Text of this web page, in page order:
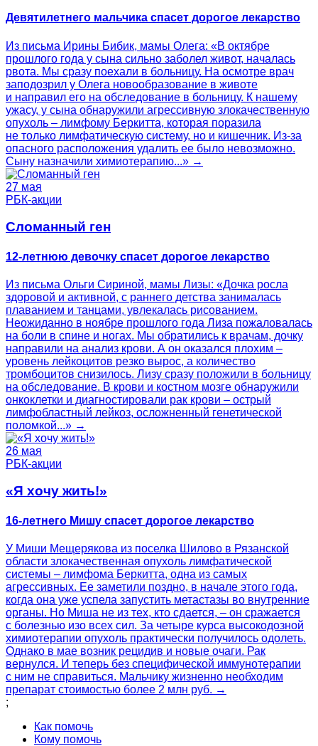
Девятилетнего мальчика спасет дорогое лекарство
Из письма Ирины Бибик, мамы Олега: «В октябре
прошлого года у сына сильно заболел живот, началась
рвота. Мы сразу поехали в больницу. На осмотре врач
заподозрил у Олега новообразование в животе
и направил его на обследование в больницу. К нашему
ужасу, у сына обнаружили агрессивную злокачественную
опухоль – лимфому Беркитта, которая поразила
не только лимфатическую систему, но и кишечник. Из-за
опасного расположения удалить ее было невозможно.
Сыну назначили химиотерапию...» →
27 мая
РБК-акции
Сломанный ген
12-летнюю девочку спасет дорогое лекарство
Из письма Ольги Сириной, мамы Лизы: «Дочка росла
здоровой и активной, с раннего детства занималась
плаванием и танцами, увлекалась рисованием.
Неожиданно в ноябре прошлого года Лиза пожаловалась
на боли в спине и ногах. Мы обратились к врачам, дочку
направили на анализ крови. А он оказался плохим –
уровень лейкоцитов резко вырос, а количество
тромбоцитов снизилось. Лизу сразу положили в больницу
на обследование. В крови и костном мозге обнаружили
онкоклетки и диагностировали рак крови – острый
лимфобластный лейкоз, осложненный генетической
поломкой...» →
26 мая
РБК-акции
«Я хочу жить!»
16-летнего Мишу спасет дорогое лекарство
У Миши Мещерякова из поселка Шилово в Рязанской
области злокачественная опухоль лимфатической
системы – лимфома Беркитта, одна из самых
агрессивных. Ее заметили поздно, в начале этого года,
когда она уже успела запустить метастазы во внутренние
органы. Но Миша не из тех, кто сдается, – он сражается
с болезнью изо всех сил. За четыре курса высокодозной
химиотерапии опухоль практически получилось одолеть.
Однако в мае возник рецидив и новые очаги. Рак
вернулся. И теперь без специфической иммунотерапии
с ним не справиться. Мальчику жизненно необходим
препарат стоимостью более 2 млн руб. →
;
Как помочь
Кому помочь